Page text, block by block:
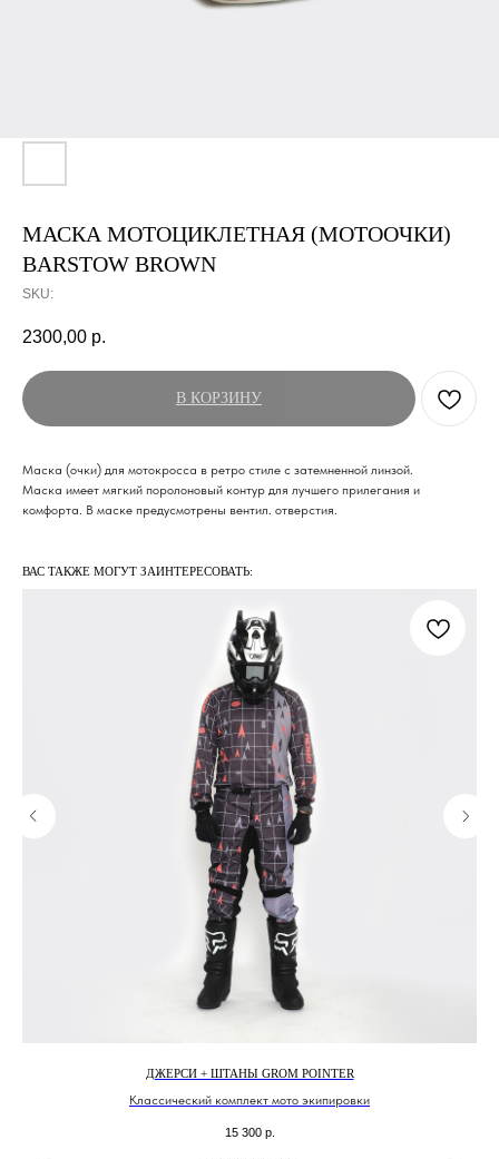
МАСКА МОТОЦИКЛЕТНАЯ (МОТООЧКИ)
BARSTOW BROWN
SKU:
2300,00 р.
В КОРЗИНУ
Маска (очки) для мотокросса в ретро стиле c затемненной линзой.
Маска имеет мягкий поролоновый контур для лучшего прилегания и
комфорта. В маске предусмотрены вентил. отверстия.
ВАС ТАКЖЕ МОГУТ ЗАИНТЕРЕСОВАТЬ:
ДЖЕРСИ + ШТАНЫ GROM POINTER
Классический комплект мото экипировки
15 300 р.